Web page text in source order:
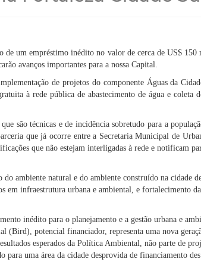
de um empréstimo inédito no valor de cerca de US$
avanços importantes para a nossa Capital.
de projetos do componente Águas da
à rede pública de abastecimento de água e
que são técnicas e de incidência sobretudo para a
que já ocorre entre a Secretaria Municipal de
que não estejam interligadas à rede e notificam
do ambiente natural e do ambiente construído na cidade
em infraestrutura urbana e ambiental, e fortalecimento
inédito para o planejamento e a gestão urbana e
(Bird), potencial financiador, representa uma nova
esperados da Política Ambiental, não parte de
para uma área da cidade desprovida de financiamento